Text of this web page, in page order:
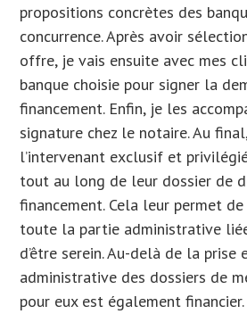
propositions concrètes des
concurrence. Après avoir
offre, je vais ensuite avec mes
banque choisie pour signer la
financement. Enfin, je les
signature chez le notaire. Au
l’intervenant exclusif et
tout au long de leur dossier de
financement. Cela leur permet
toute la partie administrative
d’être serein. Au-delà de la prise
administrative des dossiers de
pour eux est également